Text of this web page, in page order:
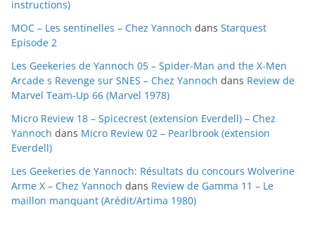
e
s
instructions)
MOC – Les sentinelles – Chez Yannoch dans Starquest
Episode 2
Les Geekeries de Yannoch 05 – Spider-Man and the X-Men
Arcade s Revenge sur SNES – Chez Yannoch dans Review de
Marvel Team-Up 66 (Marvel 1978)
Micro Review 18 – Spicecrest (extension Everdell) – Chez
Yannoch dans Micro Review 02 – Pearlbrook (extension
Everdell)
Les Geekeries de Yannoch: Résultats du concours Wolverine
Arme X – Chez Yannoch dans Review de Gamma 11 – Le
maillon manquant (Arédit/Artima 1980)